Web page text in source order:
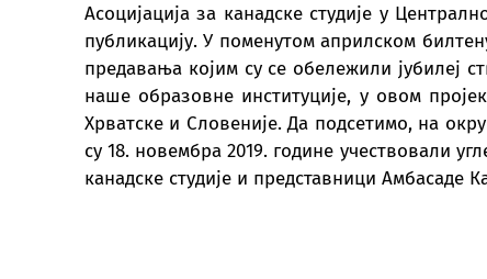
Aсоцијација за канадске студије у
публикацију. У поменутом априлском
предавања којим су се обележили јубилеј
наше образовне институције, у овом
Хрватске и Словеније. Да подсетимо, на
су 18. новембра 2019. године учествовали
канадске студије и представници Амбасаде